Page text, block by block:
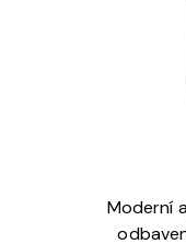
Moderní